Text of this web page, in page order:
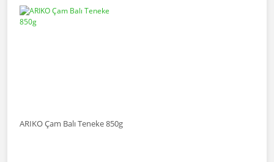
ARIKO Çam Balı Teneke 850g